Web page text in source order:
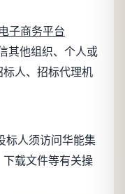
子商务平台
其他组织、个人或
人、招标代理机
标人须访问华能集
下载文件等有关操